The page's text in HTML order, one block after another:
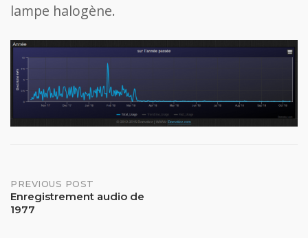
lampe halogène.
Post
navigation
PREVIOUS POST
Enregistrement audio de
1977